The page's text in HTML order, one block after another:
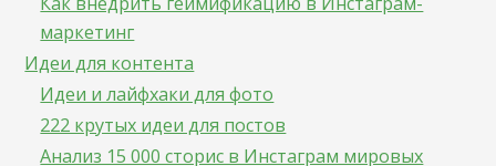
маркетинг
Идеи для контента
Идеи и лайфхаки для фото
222 крутых идеи для постов
Анализ 15 000 сторис в Инстаграм мировых